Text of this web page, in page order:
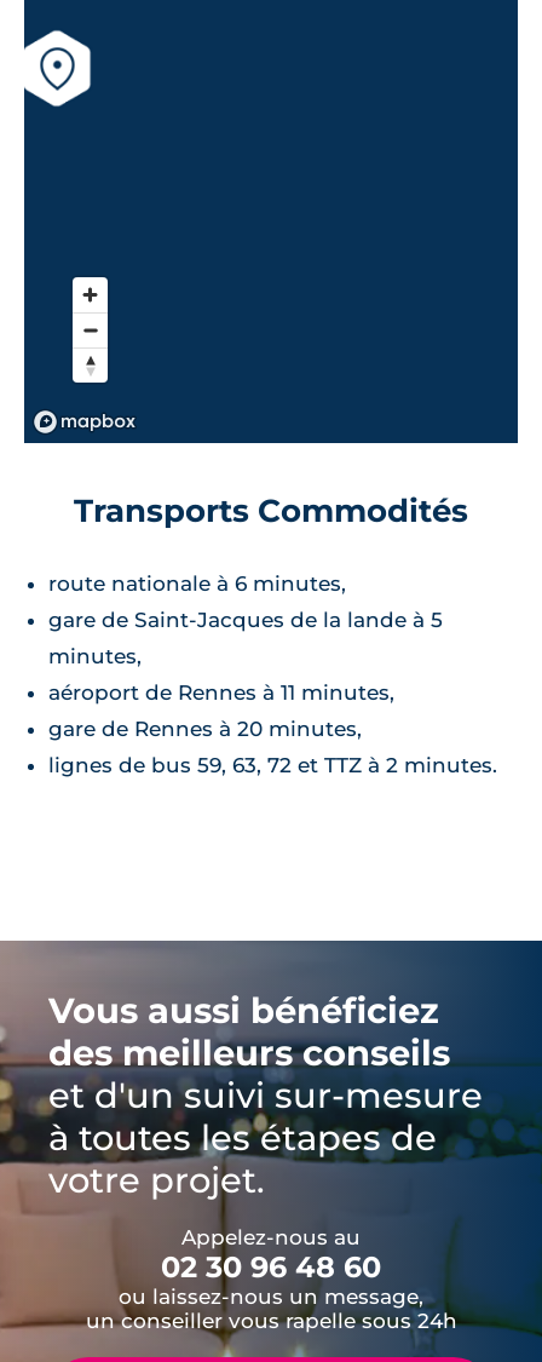
Transports Commodités
route nationale à 6 minutes,
gare de Saint-Jacques de la lande à 5
minutes,
aéroport de Rennes à 11 minutes,
gare de Rennes à 20 minutes,
lignes de bus 59, 63, 72 et TTZ à 2 minutes.
Vous aussi bénéficiez
des meilleurs conseils
et d'un suivi sur-mesure
à toutes les étapes de
votre projet.
Appelez-nous au
02 30 96 48 60
ou laissez-nous un message,
un conseiller vous rapelle sous 24h